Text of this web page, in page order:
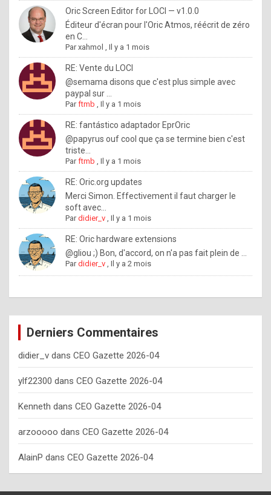
o
u
w
a
n
t
o
n
o
w
h
o
w
o
e
y
o
u
s
h
o
Oric Screen Editor for LOCI — v1.0.0
Éditeur d'écran pour l'Oric Atmos, réécrit de zéro
en C...
Parxahmol ,Il y a 1 mois
RE: Vente du LOCI
@semama disons que c'est plus simple avec
paypal sur ...
Parftmb ,Il y a 1 mois
RE: fantástico adaptador EprOric
@papyrus ouf cool que ça se termine bien c'est
triste...
Parftmb ,Il y a 1 mois
RE: Oric.org updates
Merci Simon. Effectivement il faut charger le
soft avec...
Pardidier_v ,Il y a 1 mois
RE: Oric hardware extensions
@gliou ;) Bon, d'accord, on n'a pas fait plein de ...
Pardidier_v ,Il y a 2 mois
Derniers Commentaires
didier_v dans CEO Gazette 2026-04
ylf22300 dans CEO Gazette 2026-04
Kenneth dans CEO Gazette 2026-04
arzooooo dans CEO Gazette 2026-04
AlainP dans CEO Gazette 2026-04